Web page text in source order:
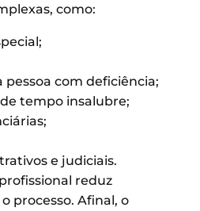
como:
com deficiência;
tempo insalubre;
e judiciais.
reduz
processo. Afinal, o